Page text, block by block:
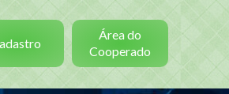
Área do
Cooperado